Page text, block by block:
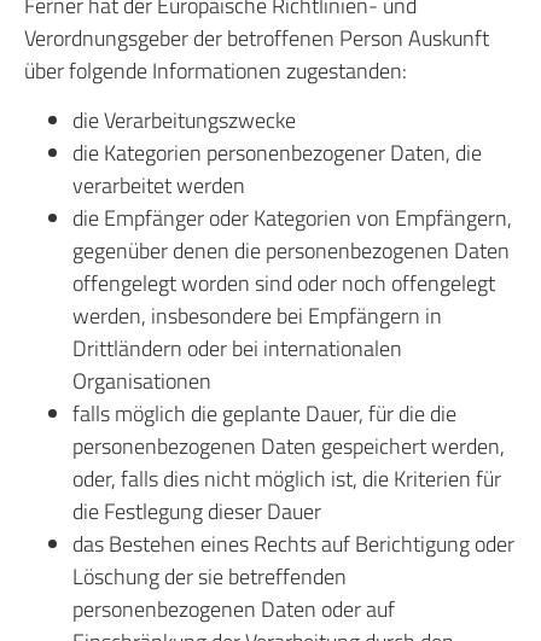
Verordnungsgeber der betroffenen Person Auskunft
über folgende Informationen zugestanden:
die Verarbeitungszwecke
die Kategorien personenbezogener Daten, die
verarbeitet werden
die Empfänger oder Kategorien von Empfängern,
gegenüber denen die personenbezogenen Daten
offengelegt worden sind oder noch offengelegt
werden, insbesondere bei Empfängern in
Drittländern oder bei internationalen
Organisationen
falls möglich die geplante Dauer, für die die
personenbezogenen Daten gespeichert werden,
oder, falls dies nicht möglich ist, die Kriterien für
die Festlegung dieser Dauer
das Bestehen eines Rechts auf Berichtigung oder
Löschung der sie betreffenden
personenbezogenen Daten oder auf